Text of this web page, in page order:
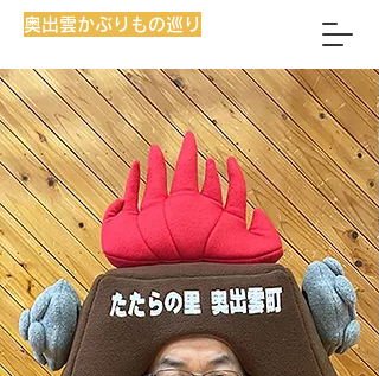
奥出雲かぶりもの巡り